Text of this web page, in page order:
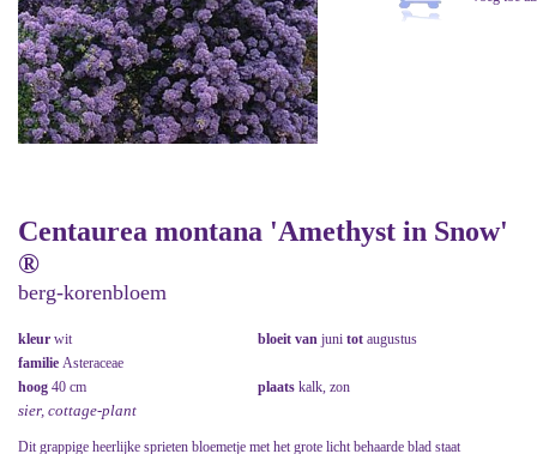
Centaurea montana 'Amethyst in Snow'
®
berg-korenbloem
kleur wit bloeit van juni tot augustus
familie Asteraceae
hoog 40 cm plaats kalk, zon
sier, cottage-plant
Dit grappige heerlijke sprieten bloemetje met het grote licht behaarde blad staat